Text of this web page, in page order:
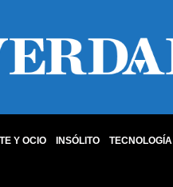
Y OCIO INSÓLITO TECNOLOGÍA